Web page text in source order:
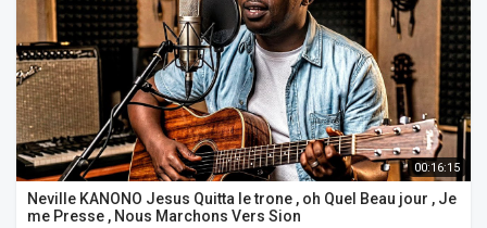
00:16:15
Neville KANONO Jesus Quitta le trone , oh Quel Beau jour , Je
me Presse , Nous Marchons Vers Sion